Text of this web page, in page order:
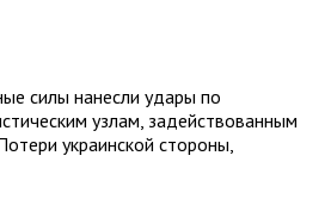
силы нанесли удары по
узлам, задействованным
украинской стороны,